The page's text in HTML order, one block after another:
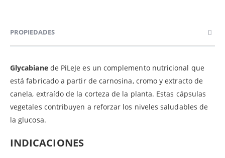
PROPIEDADES
Glycabiane de PiLeJe es un complemento nutricional que
está fabricado a partir de carnosina, cromo y extracto de
canela, extraído de la corteza de la planta. Estas cápsulas
vegetales contribuyen a reforzar los niveles saludables de
la glucosa.
INDICACIONES